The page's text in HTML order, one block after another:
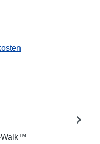
Walk™